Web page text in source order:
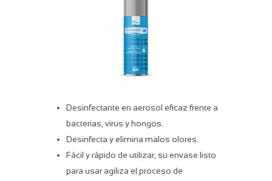
Desinfectante en aerosol eficaz frente a
bacterias, virus y hongos.
Desinfecta y elimina malos olores.
Fácil y rápido de utilizar, su envase listo
para usar agiliza el proceso de